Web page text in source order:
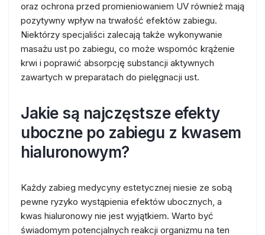
oraz ochrona przed promieniowaniem UV również mają
pozytywny wpływ na trwałość efektów zabiegu.
Niektórzy specjaliści zalecają także wykonywanie
masażu ust po zabiegu, co może wspomóc krążenie
krwi i poprawić absorpcję substancji aktywnych
zawartych w preparatach do pielęgnacji ust.
Jakie są najczęstsze efekty
uboczne po zabiegu z kwasem
hialuronowym?
Każdy zabieg medycyny estetycznej niesie ze sobą
pewne ryzyko wystąpienia efektów ubocznych, a
kwas hialuronowy nie jest wyjątkiem. Warto być
świadomym potencjalnych reakcji organizmu na ten